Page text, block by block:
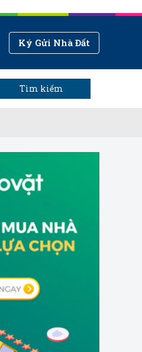
Ký Gửi Nhà Đất
Tìm kiếm